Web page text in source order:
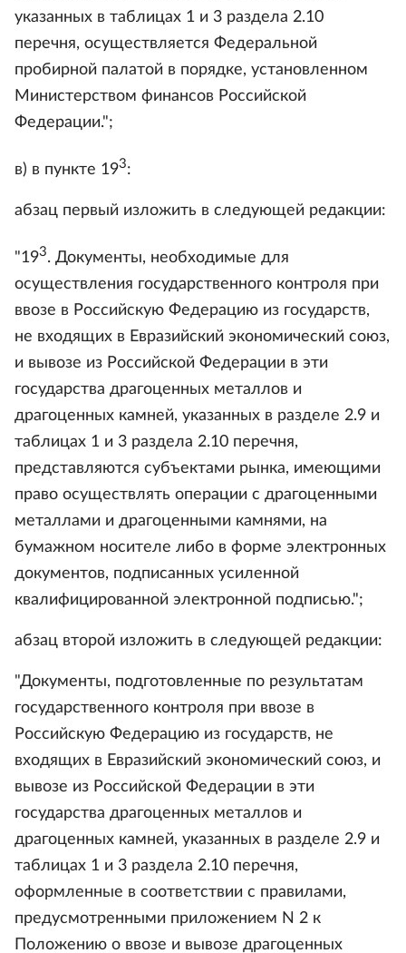
указанных в таблицах 1 и 3 раздела 2.10
перечня, осуществляется Федеральной
пробирной палатой в порядке, установленном
Министерством финансов Российской
Федерации.";
в) в пункте 193:
абзац первый изложить в следующей редакции:
"193. Документы, необходимые для
осуществления государственного контроля при
ввозе в Российскую Федерацию из государств,
не входящих в Евразийский экономический союз,
и вывозе из Российской Федерации в эти
государства драгоценных металлов и
драгоценных камней, указанных в разделе 2.9 и
таблицах 1 и 3 раздела 2.10 перечня,
представляются субъектами рынка, имеющими
право осуществлять операции с драгоценными
металлами и драгоценными камнями, на
бумажном носителе либо в форме электронных
документов, подписанных усиленной
квалифицированной электронной подписью.";
абзац второй изложить в следующей редакции:
"Документы, подготовленные по результатам
государственного контроля при ввозе в
Российскую Федерацию из государств, не
входящих в Евразийский экономический союз, и
вывозе из Российской Федерации в эти
государства драгоценных металлов и
драгоценных камней, указанных в разделе 2.9 и
таблицах 1 и 3 раздела 2.10 перечня,
оформленные в соответствии с правилами,
предусмотренными приложением N 2 к
Положению о ввозе и вывозе драгоценных